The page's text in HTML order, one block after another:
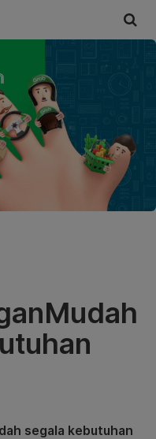
segala kebutuhan